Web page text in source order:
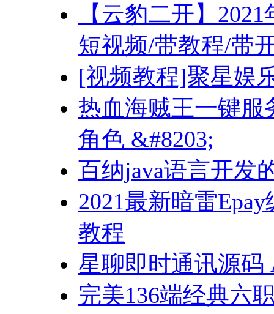
【云豹二开】
短视频/带教程/带
[视频教程]聚星娱
热血海贼王一键服
角色 &#8203;
百纳java语言开发
2021最新暗雷
教程
星聊即时通讯源码
完美136端经典六